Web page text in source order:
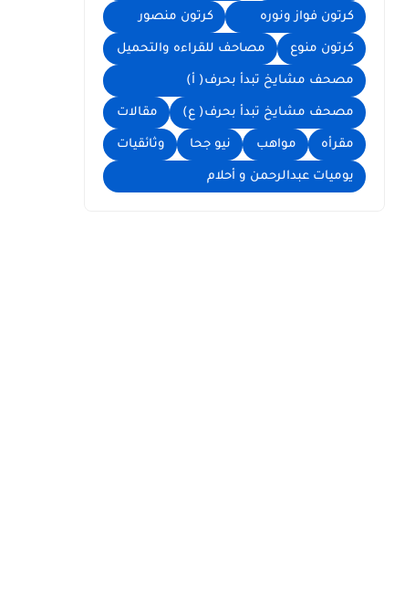
كرتون فواز ونوره كرتون منصور
كرتون منوع مصاحف للقراءه والتحميل
مصحف مشايخ تبدأ بحرف( أ)
مصحف مشايخ تبدأ بحرف( ع) مقالات
مقرأه مواهب نيو جحا وثائقيات
يوميات عبدالرحمن و أحلام